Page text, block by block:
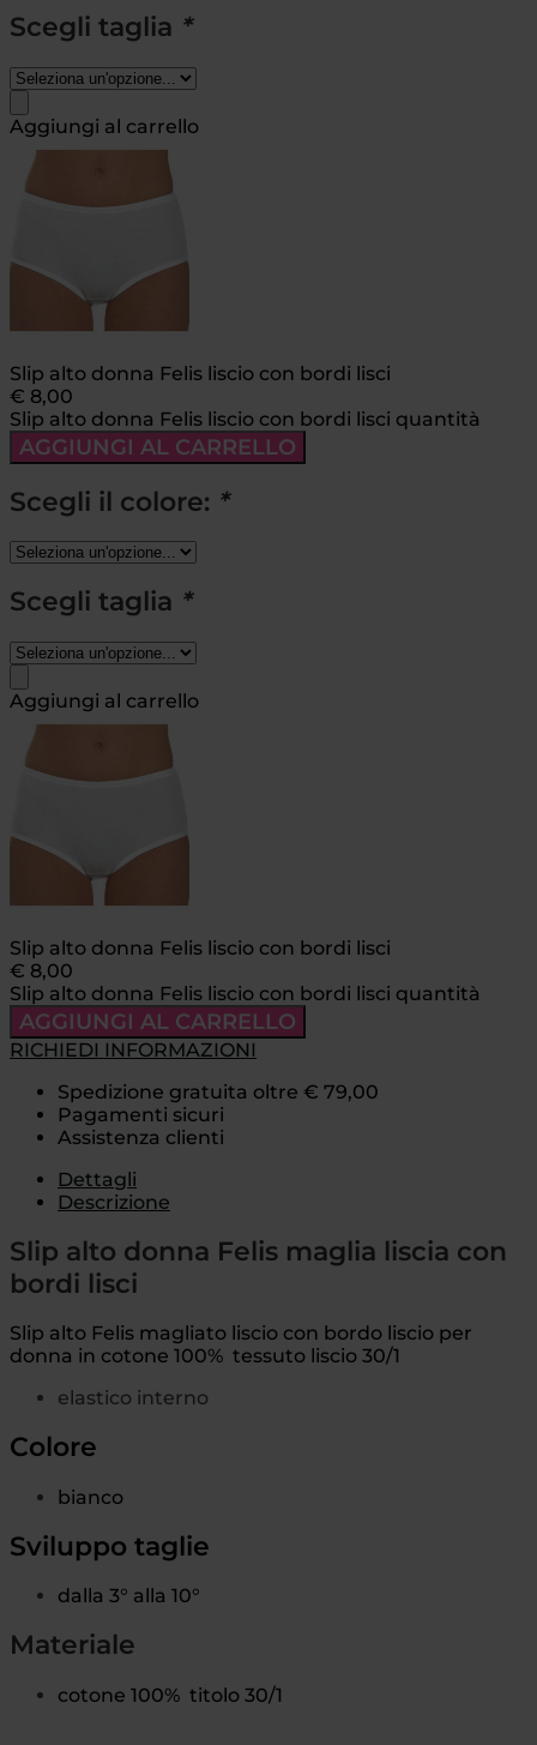
Scegli taglia *
Aggiungi al carrello
Slip alto donna Felis liscio con bordi lisci
€ 8,00
Slip alto donna Felis liscio con bordi lisci quantità
AGGIUNGI AL CARRELLO
Scegli il colore: *
Scegli taglia *
Aggiungi al carrello
Slip alto donna Felis liscio con bordi lisci
€ 8,00
Slip alto donna Felis liscio con bordi lisci quantità
AGGIUNGI AL CARRELLO
RICHIEDI INFORMAZIONI
Spedizione gratuita oltre € 79,00
Pagamenti sicuri
Assistenza clienti
Dettagli
Descrizione
Slip alto donna Felis maglia liscia con
bordi lisci
Slip alto Felis magliato liscio con bordo liscio per
donna in cotone 100% tessuto liscio 30/1
elastico interno
Colore
bianco
Sviluppo taglie
dalla 3° alla 10°
Materiale
cotone 100% titolo 30/1